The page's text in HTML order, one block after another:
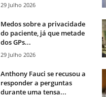
29 Julho 2026
Medos sobre a privacidade
do paciente, já que metade
dos GPs...
29 Julho 2026
Anthony Fauci se recusou a
responder a perguntas
durante uma tensa...